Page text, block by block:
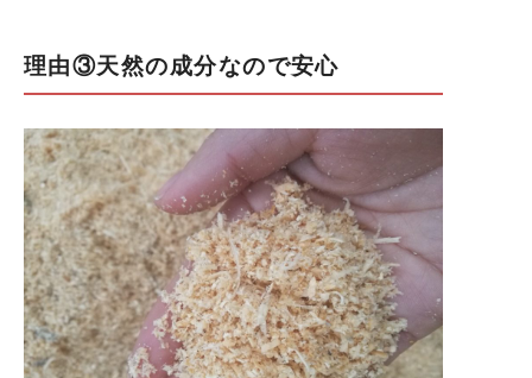
理由③天然の成分なので安心